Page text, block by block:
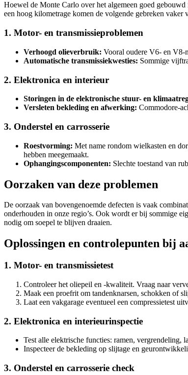
Hoewel de Monte Carlo over het algemeen goed
een hoog kilometrage komen de volgende gebreken vaker
1. Motor- en transmissieproblemen
Verhoogd olieverbruik: Vooral oudere V6- en V8-
Automatische transmissiekwesties: Sommige
2. Elektronica en interieur
Storingen in de elektronische stuur- en
Versleten bekleding en afwerking: Commodore-
3. Onderstel en carrosserie
Roestvorming: Met name rondom wielkasten en
hebben meegemaakt.
Ophangingscomponenten: Slechte toestand van
Oorzaken van deze problemen
De oorzaak van bovengenoemde defecten is vaak
onderhouden in onze regio’s. Ook wordt er bij sommige
nodig om soepel te blijven draaien.
Oplossingen en controlepunten bij
1. Motor- en transmissietest
Controleer het oliepeil en -kwaliteit. Vraag naar
Maak een proefrit om tandenknarsen, schokken of
Laat een vakgarage eventueel een compressietest
2. Elektronica en interieurinspectie
Test alle elektrische functies: ramen, vergrendeling,
Inspecteer de bekleding op slijtage en
3. Onderstel en carrosserie check